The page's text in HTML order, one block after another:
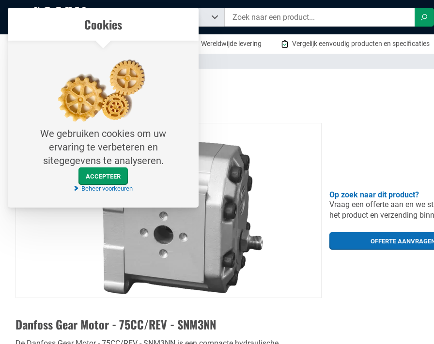
homepage
Al uw technische producten op één handige plek Wereldwijde levering Vergelijk eenvoudig producten en specificaties
Pompen & Motoren
Danfoss Gear Motor
75CC/REV / SNM3NN
Op zoek naar dit product?
Vraag een offerte aan en we
het product en verzending
OFFERTE
Danfoss Gear Motor - 75CC/REV - SNM3NN
Cookies
We gebruiken cookies om uw
ervaring te verbeteren en
sitegegevens te analyseren.
ACCEPTEER
Beheer voorkeuren